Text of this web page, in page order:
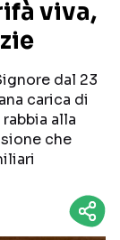
viva,
dal 23
carica di
alla
che